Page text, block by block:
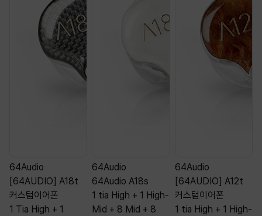
64Audio
[64AUDIO] A18t
커스텀이어폰
1 Tia High + 1
64Audio
64Audio A18s
1 tia High + 1 High-
Mid + 8 Mid + 8
64Audio
[64AUDIO] A12t
커스텀이어폰
1 tia High + 1 High-